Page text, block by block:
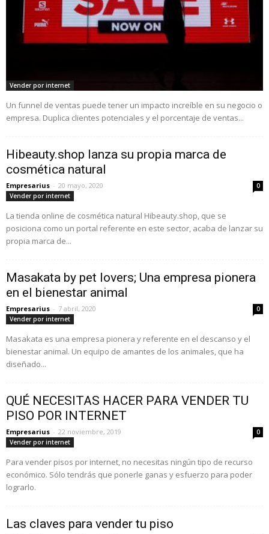
Vender por internet
Un funnel de ventas puede tener un impacto increíble en su negocio o
empresa. Duplica clientes potenciales y el porcentaje de ventas...
Hibeauty.shop lanza su propia marca de
cosmética natural
Empresarius - 20 mayo, 2020
0
Vender por internet
La tienda online de cosmética natural Hibeauty.shop, que se
posiciona como un portal referente en este sector, acaba de lanzar su
propia marca de...
Masakata by pet lovers; Una empresa pionera
en el bienestar animal
Empresarius - 7 abril, 2020
0
Vender por internet
Masakata es una empresa pionera y referente en el descanso y el
bienestar animal. Un equipo de amantes de los animales, que ha
diseñado...
QUÉ NECESITAS HACER PARA VENDER TU
PISO POR INTERNET
Empresarius - 22 noviembre, 2019
0
Vender por internet
Para vender pisos por internet, no necesitas ningún tipo de recurso
económico. Sólo tendrás que ponerle ganas y esfuerzo para poder
lograrlo.
Las claves para vender tu piso